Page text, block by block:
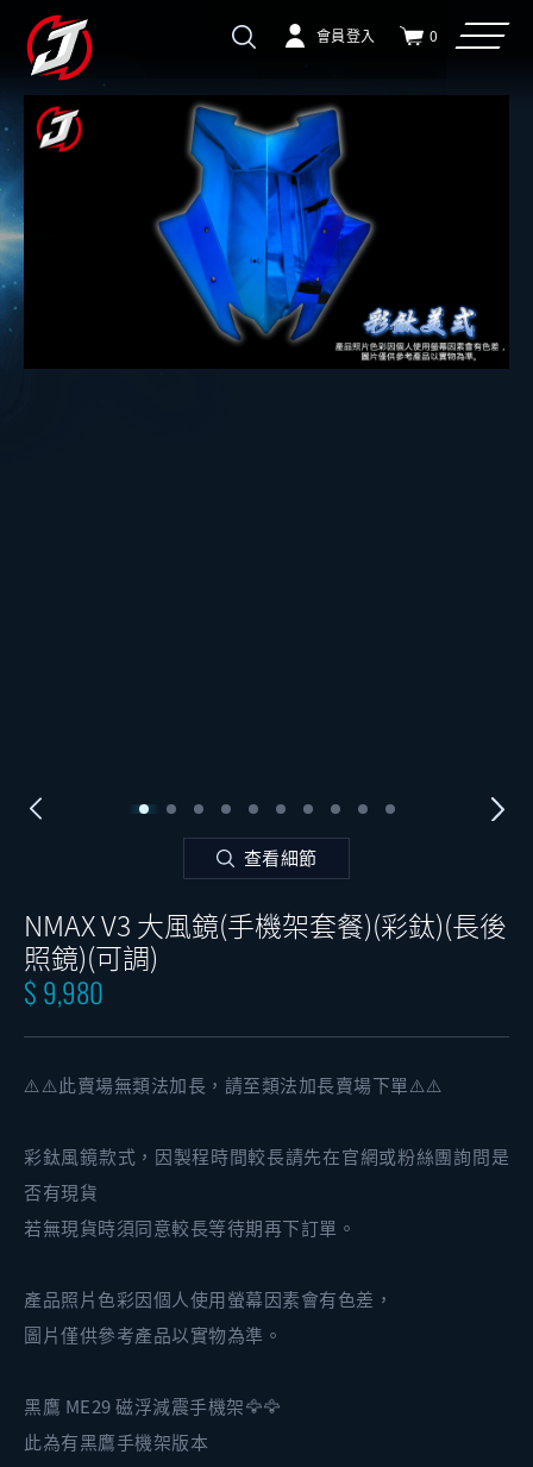
會員登入 0
查看細節
NMAX V3 大風鏡(手機架套餐)(彩鈦)(長後
照鏡)(可調)
$ 9,980
⚠️⚠️此賣場無類法加長，請至類法加長賣場下單⚠️⚠️
彩鈦風鏡款式，因製程時間較長請先在官網或粉絲團詢問是
否有現貨
若無現貨時須同意較長等待期再下訂單。
產品照片色彩因個人使用螢幕因素會有色差，
圖片僅供參考產品以實物為準。
黑鷹 ME29 磁浮減震手機架🦅🦅
此為有黑鷹手機架版本